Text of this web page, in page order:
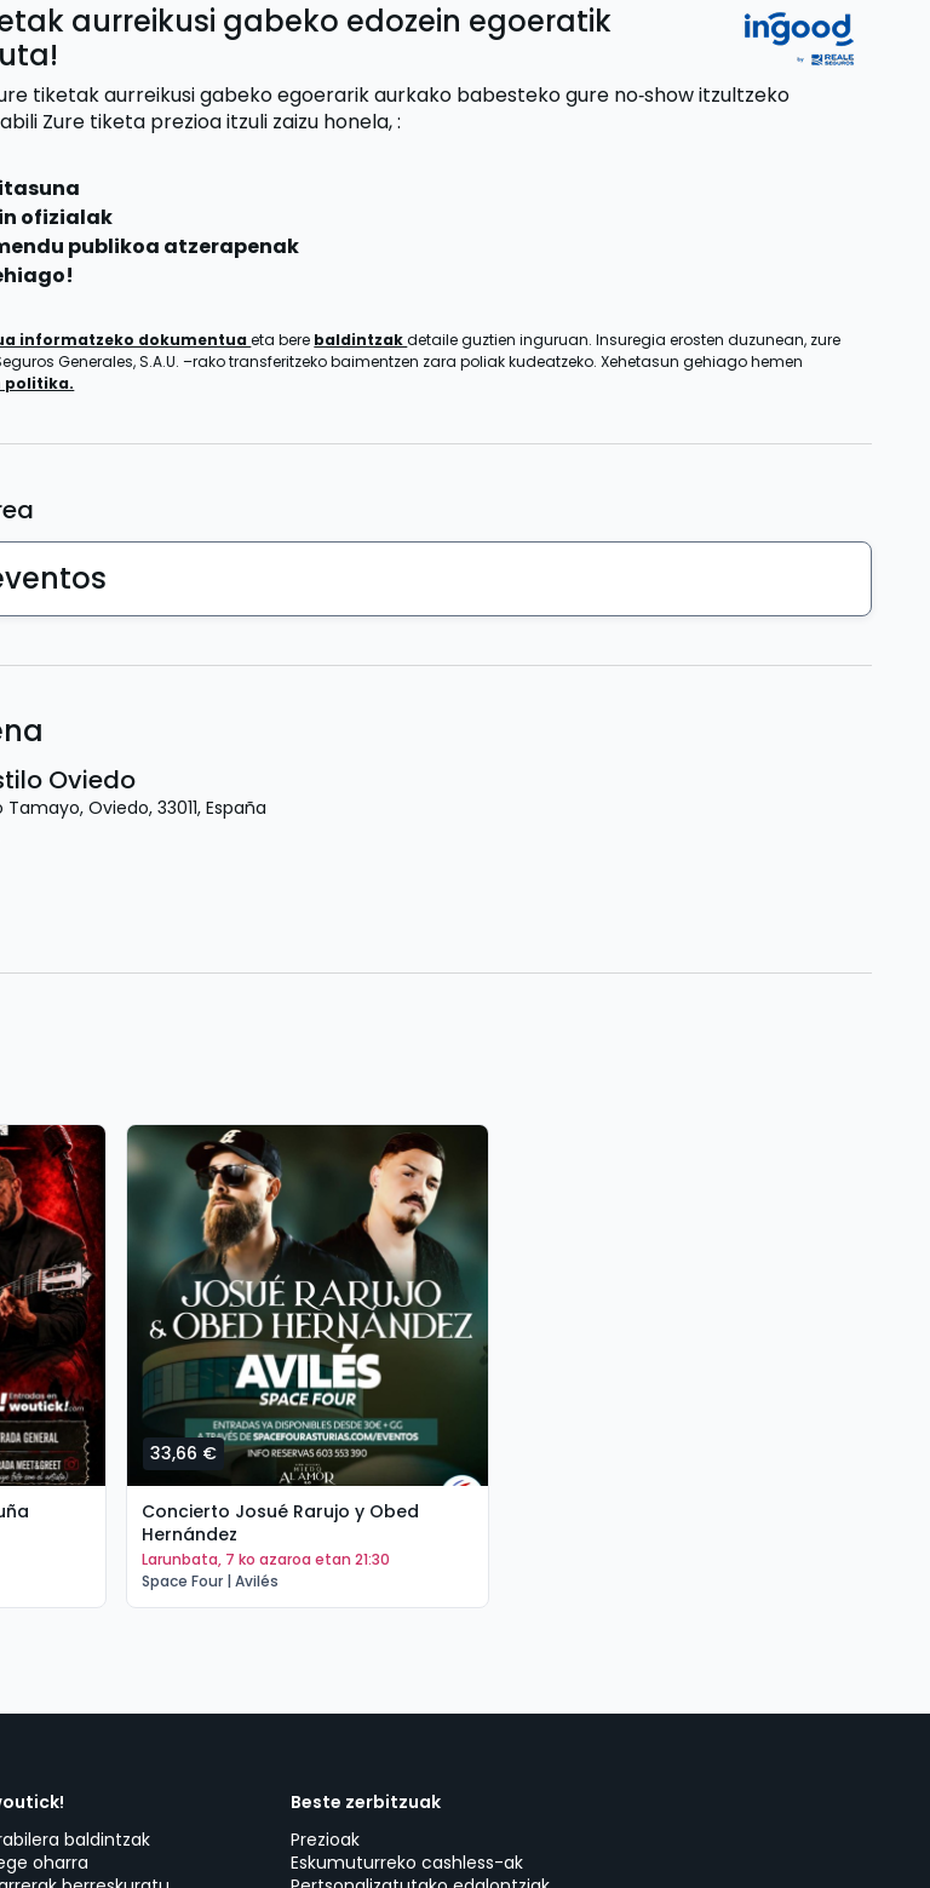
aurreikusi gabeko edozein egoeratik
tiketak aurreikusi gabeko egoerarik aurkako babesteko gure no‑show itzultzeko
Zure tiketa prezioa itzuli zaizu honela,:
ofizialak
publikoa atzerapenak
informatzeko dokumentuaeta bere baldintzakdetaile guztien inguruan. Insuregia erosten duzunean, zure
Generales, S.A.U. –rako transferitzeko baimentzen zara poliak kudeatzeko. Xehetasun gehiago hemen
politika.
Oviedo
Tamayo, Oviedo, 33011, España
33,66 €
Concierto Josué Rarujo y Obed
Hernández
larunbata, 7 ko azaroa etan 21:30
Space Four | Avilés
baldintzak
oharra
Beste zerbitzuak
Prezioak
Eskumuturreko cashless-ak